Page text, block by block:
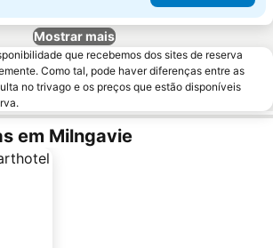
Mostrar mais
que recebemos dos sites de reserva
Como tal, pode haver diferenças entre as
no trivago e os preços que estão disponíveis
em Milngavie